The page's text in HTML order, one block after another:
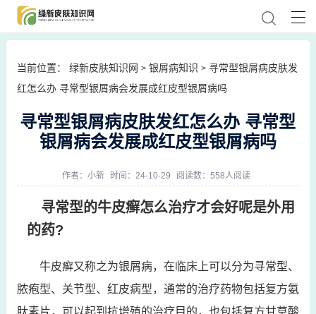
当前位置： 绿新皮肤知识网 > 银屑病知识 > 寻常型银屑病皮肤发
红怎么办 寻常型银屑病会发展成红皮型银屑病吗
寻常型银屑病皮肤发红怎么办 寻常型
银屑病会发展成红皮型银屑病吗
作者： 小新 时间：24-10-29 阅读数：558人阅读
寻常型的牛皮癣怎么治疗才会好呢是外用
的药?
牛皮癣又称之为银屑病，在临床上可以分为寻常型、
脓疱型、关节型、红皮病型，通常的治疗药物包括复方氨
肽素片，可以起到抗增殖的治疗目的，也包括复方甘草酸